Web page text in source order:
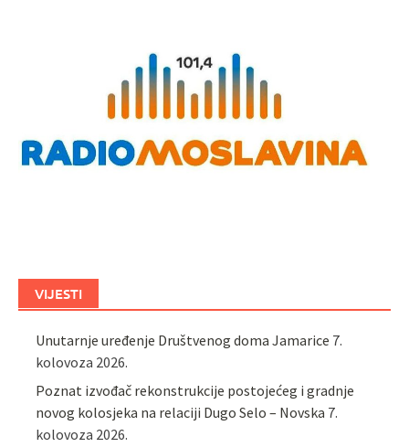
VIJESTI
Unutarnje uređenje Društvenog doma Jamarice 7.
kolovoza 2026.
Poznat izvođač rekonstrukcije postojećeg i gradnje
novog kolosjeka na relaciji Dugo Selo – Novska 7.
kolovoza 2026.